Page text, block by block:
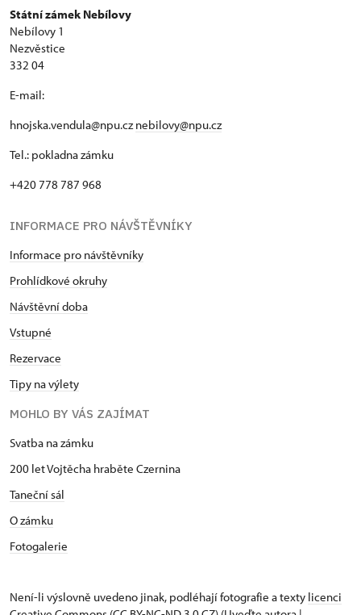
Státní zámek Nebílovy
Nebílovy 1
Nezvěstice
332 04
E-mail:
hnojska.vendula@npu.cznebilovy@npu.cz
Tel.: pokladna zámku
+420 778 787 968
INFORMACE PRO NÁVŠTĚVNÍKY
Informace pro návštěvníky
Prohlídkové okruhy
Návštěvní doba
Vstupné
Rezervace
Tipy na výlety
MOHLO BY VÁS ZAJÍMAT
Svatba na zámku
200 let Vojtěcha hraběte Czernina
Taneční sál
O zámku
Fotogalerie
Není-li výslovně uvedeno jinak, podléhají fotografie a texty licenci